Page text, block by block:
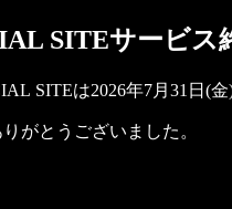
SITEサービス
SITEは2026年7月31日(
がとうございました。